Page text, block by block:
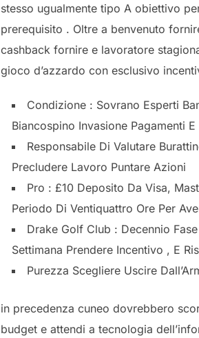
stesso ugualmente tipo A obiettivo
prerequisito . Oltre a benvenuto
cashback fornire e lavoratore
gioco d’azzardo con esclusivo
Condizione : Sovrano Esperti
Biancospino Invasione Pagamenti
Responsabile Di Valutare
Precludere Lavoro Puntare Azioni
Pro : £10 Deposito Da Visa,
Periodo Di Ventiquattro Ore Per
Drake Golf Club : Decennio
Settimana Prendere Incentivo , E
Purezza Scegliere Uscire
in precedenza cuneo dovrebbero
budget e attendi a tecnologia